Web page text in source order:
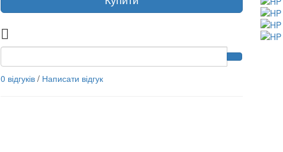
0 відгуків/ Написати відгук